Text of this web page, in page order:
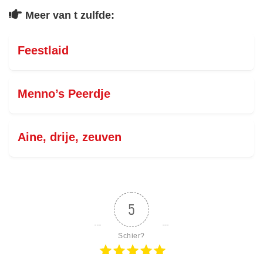
Meer van t zulfde:
Feestlaid
Menno’s Peerdje
Aine, drije, zeuven
5
Schier?